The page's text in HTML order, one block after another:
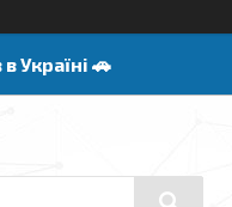
Україні 🚗